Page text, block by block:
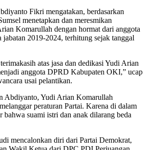
Fikri mengatakan, berdasarkan
menetapkan dan meresmikan
Komarullah dengan hormat dari anggota
2019-2024, terhitung sejak tanggal
atas jasa dan dedikasi Yudi Arian
anggota DPRD Kabupaten OKI,” ucap
usai pelantikan.
Abdiyanto, Yudi Arian Komarullah
peraturan Partai. Karena di dalam
suami istri dan anak dilarang beda
mencalonkan diri dari Partai Demokrat,